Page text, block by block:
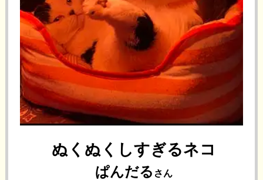
ぬくぬくしすぎるネコ
ぱんだる さん